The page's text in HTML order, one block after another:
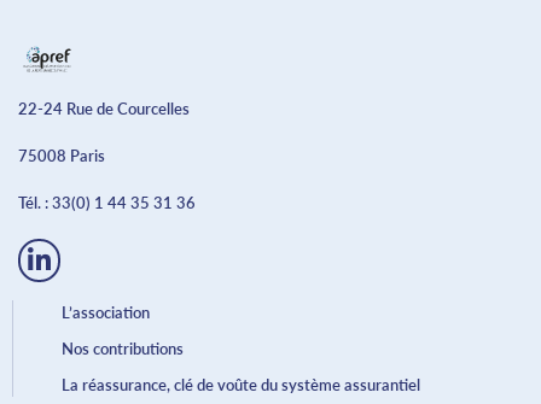
22-24 Rue de Courcelles
75008 Paris
Tél. :33(0) 1 44 35 31 36
L’association
Nos contributions
La réassurance, clé de voûte du système assurantiel